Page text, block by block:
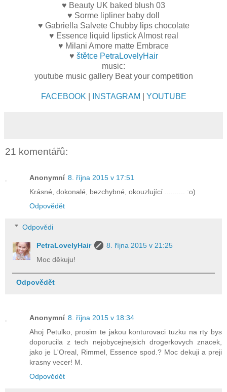
♥ Beauty UK baked blush 03
♥ Sorme lipliner baby doll
♥ Gabriella Salvete Chubby lips chocolate
♥ Essence liquid lipstick Almost real
♥ Milani Amore matte Embrace
♥ štětce PetraLovelyHair
music:
youtube music gallery Beat your competition
FACEBOOK INSTAGRAM YOUTUBE
21 komentářů:
Anonymní 8. října 2015 v 17:51
Krásné, dokonalé, bezchybné, okouzlující .......... :o)
Odpovědět
Odpovědi
PetraLovelyHair
8. října 2015 v 21:25
Moc děkuju!
Odpovědět
Anonymní 8. října 2015 v 18:34
Ahoj Petulko, prosim te jakou konturovaci tuzku na rty bys
doporucila z tech nejobycejnejsich drogerkovych znacek,
jako je L'Oreal, Rimmel, Essence spod.? Moc dekuji a preji
krasny vecer! M.
Odpovědět